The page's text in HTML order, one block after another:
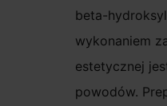
beta-
wykonaniem
estetycznej
powodów.